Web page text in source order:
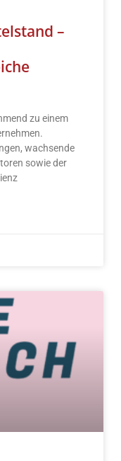
–
zu einem
wachsende
sowie der